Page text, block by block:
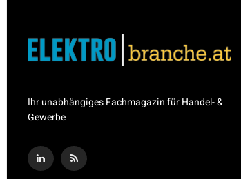
Ihr unabhängiges Fachmagazin für Handel- &
Gewerbe